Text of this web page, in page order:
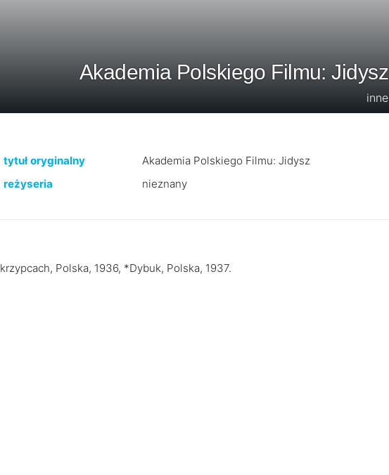
Akademia Polskiego Filmu: Jidysz
inne
tytuł oryginalny
Akademia Polskiego Filmu: Jidysz
reżyseria
nieznany
Polska, 1936, *Dybuk, Polska, 1937.